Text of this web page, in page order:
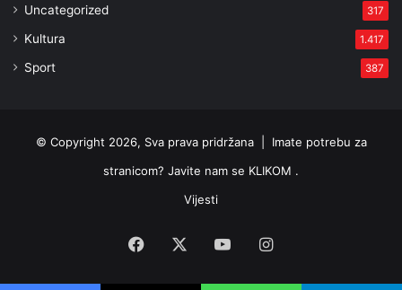
Uncategorized 317
Kultura 1.417
Sport 387
© Copyright 2026, Sva prava pridržana | Imate potrebu za
stranicom? Javite nam se KLIKOM .
Vijesti
Facebook YouTubeInstagram